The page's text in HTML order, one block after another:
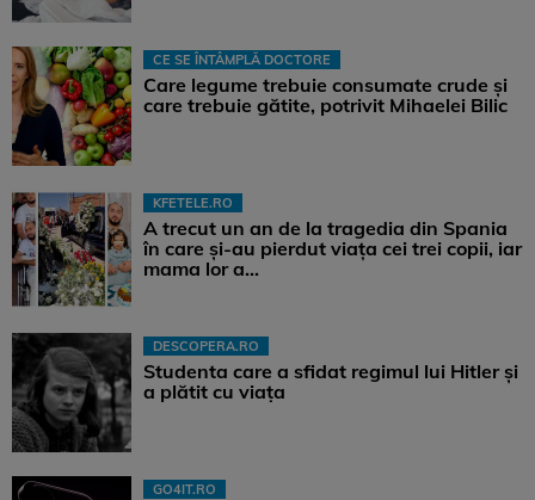
CE SE ÎNTÂMPLĂ DOCTORE
Care legume trebuie consumate crude și
care trebuie gătite, potrivit Mihaelei Bilic
KFETELE.RO
A trecut un an de la tragedia din Spania
în care și-au pierdut viața cei trei copii, iar
mama lor a…
DESCOPERA.RO
Studenta care a sfidat regimul lui Hitler și
a plătit cu viața
GO4IT.RO